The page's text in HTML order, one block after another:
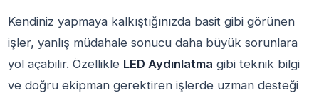
Kendiniz yapmaya kalkıştığınızda basit gibi görünen
işler, yanlış müdahale sonucu daha büyük sorunlara
yol açabilir. Özellikle LED Aydınlatma gibi teknik bilgi
ve doğru ekipman gerektiren işlerde uzman desteği